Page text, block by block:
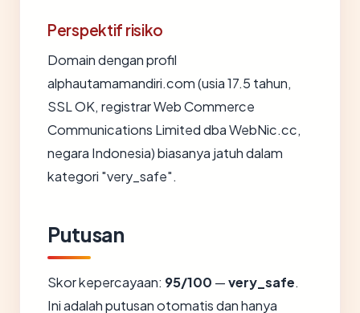
Perspektif risiko
Domain dengan profil
alphautamamandiri.com (usia 17.5 tahun,
SSL OK, registrar Web Commerce
Communications Limited dba WebNic.cc,
negara Indonesia) biasanya jatuh dalam
kategori "very_safe".
Putusan
Skor kepercayaan: 95/100 —very_safe.
Ini adalah putusan otomatis dan hanya